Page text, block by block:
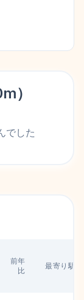
m）
でした
前年
比
最寄り駅